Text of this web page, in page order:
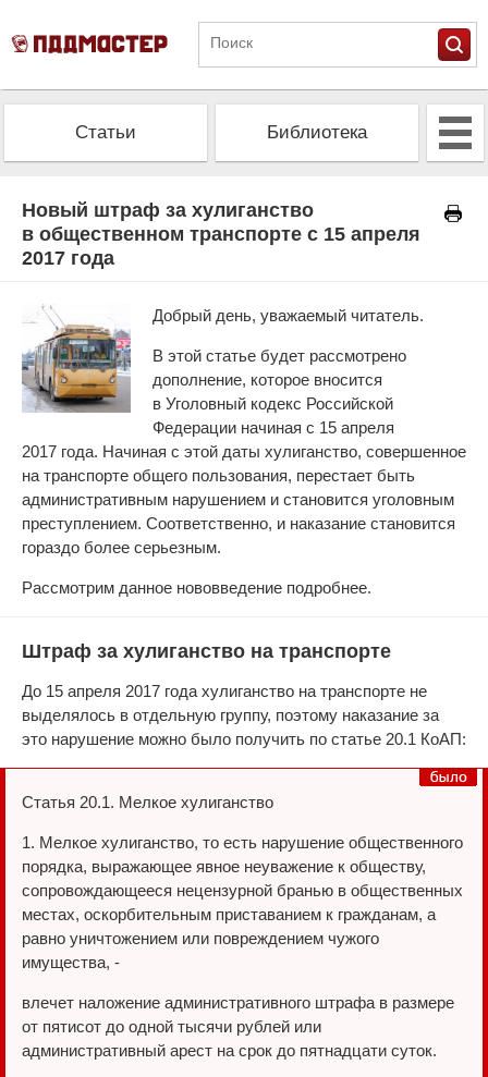
Статьи Библиотека
Альманах
Проверить штрафы
Новый штраф за хулиганство
в общественном транспорте с 15 апреля
2017 года
Добрый день, уважаемый читатель.
В этой статье будет рассмотрено
дополнение, которое вносится
в Уголовный кодекс Российской
Федерации начиная с 15 апреля
2017 года. Начиная с этой даты хулиганство, совершенное
на транспорте общего пользования, перестает быть
административным нарушением и становится уголовным
преступлением. Соответственно, и наказание становится
гораздо более серьезным.
Рассмотрим данное нововведение подробнее.
Штраф за хулиганство на транспорте
До 15 апреля 2017 года хулиганство на транспорте не
выделялось в отдельную группу, поэтому наказание за
это нарушение можно было получить по статье 20.1 КоАП:
Статья 20.1. Мелкое хулиганство
1. Мелкое хулиганство, то есть нарушение общественного
порядка, выражающее явное неуважение к обществу,
сопровождающееся нецензурной бранью в общественных
местах, оскорбительным приставанием к гражданам, а
равно уничтожением или повреждением чужого
имущества, -
влечет наложение административного штрафа в размере
от пятисот до одной тысячи рублей или
административный арест на срок до пятнадцати суток.